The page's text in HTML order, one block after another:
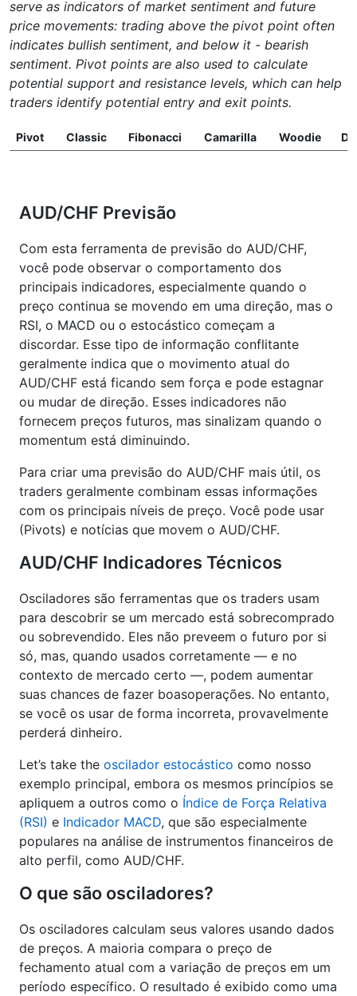
serve as indicators of market sentiment and future
price movements: trading above the pivot point often
indicates bullish sentiment, and below it - bearish
sentiment. Pivot points are also used to calculate
potential support and resistance levels, which can help
traders identify potential entry and exit points.
Pivot Classic Fibonacci Camarilla Woodie
AUD/CHF Previsão
Com esta ferramenta de previsão do AUD/CHF,
você pode observar o comportamento dos
principais indicadores, especialmente quando o
preço continua se movendo em uma direção, mas o
RSI, o MACD ou o estocástico começam a
discordar. Esse tipo de informação conflitante
geralmente indica que o movimento atual do
AUD/CHF está ficando sem força e pode estagnar
ou mudar de direção. Esses indicadores não
fornecem preços futuros, mas sinalizam quando o
momentum está diminuindo.
Para criar uma previsão do AUD/CHF mais útil, os
traders geralmente combinam essas informações
com os principais níveis de preço. Você pode usar
(Pivots) e notícias que movem o AUD/CHF.
AUD/CHF Indicadores Técnicos
Osciladores são ferramentas que os traders usam
para descobrir se um mercado está sobrecomprado
ou sobrevendido. Eles não preveem o futuro por si
só, mas, quando usados ​​corretamente — e no
contexto de mercado certo —, podem aumentar
suas chances de fazer boasoperações. No entanto,
se você os usar de forma incorreta, provavelmente
perderá dinheiro.
Let’s take the oscilador estocástico como nosso
exemplo principal, embora os mesmos princípios se
apliquem a outros como o Índice de Força Relativa
(RSI) e Indicador MACD, que são especialmente
populares na análise de instrumentos financeiros de
alto perfil, como AUD/CHF.
O que são osciladores?
Os osciladores calculam seus valores usando dados
de preços. A maioria compara o preço de
fechamento atual com a variação de preços em um
período específico. O resultado é exibido como uma